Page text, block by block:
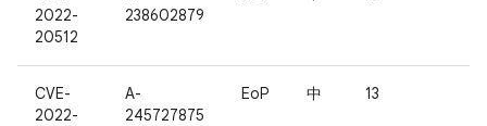
2022-
20512
238602879
CVE-
2022-
A-
245727875
EoP 中 13